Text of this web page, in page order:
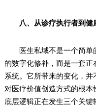
八、从诊疗执行者到健
医生私域不是一个简单
的数字化修补，而是一套
系统。它所带来的变化，
对医疗价值创造方式的根
底层逻辑正在发生三个关键